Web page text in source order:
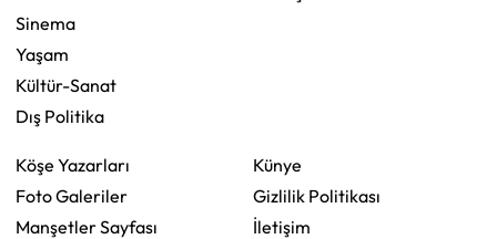
Sinema
Yaşam
Kültür-Sanat
Dış Politika
Köşe Yazarları
Foto Galeriler
Manşetler Sayfası
Künye
Gizlilik Politikası
İletişim